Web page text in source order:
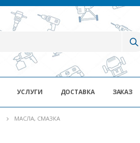
УСЛУГИ ДОСТАВКА ЗАКАЗ
МАСЛА, СМАЗКА